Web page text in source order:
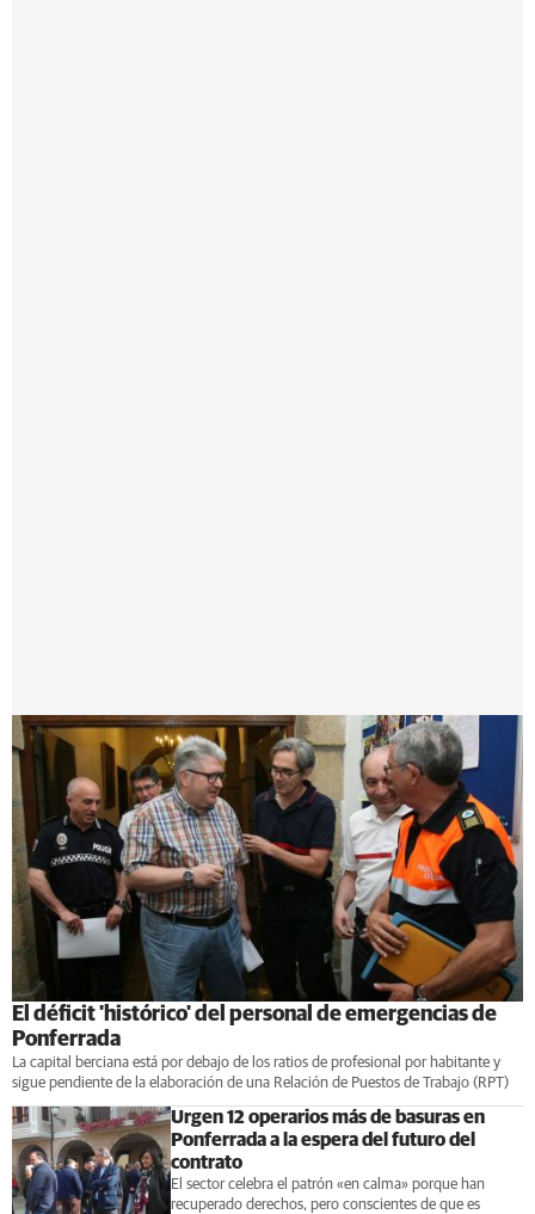
El déficit 'histórico' del personal de emergencias de
Ponferrada
La capital berciana está por debajo de los ratios de profesional por habitante y
sigue pendiente de la elaboración de una Relación de Puestos de Trabajo (RPT)
Urgen 12 operarios más de basuras en
Ponferrada a la espera del futuro del
contrato
El sector celebra el patrón «en calma» porque han
recuperado derechos, pero conscientes de que es